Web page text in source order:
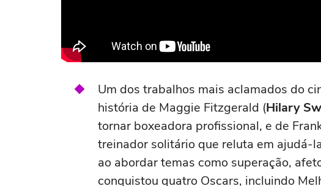
Um dos trabalhos mais aclamados do
história de Maggie Fitzgerald (Hilary
tornar boxeadora profissional, e de
treinador solitário que reluta em ajudá-
ao abordar temas como superação,
conquistou quatro Oscars, incluindo